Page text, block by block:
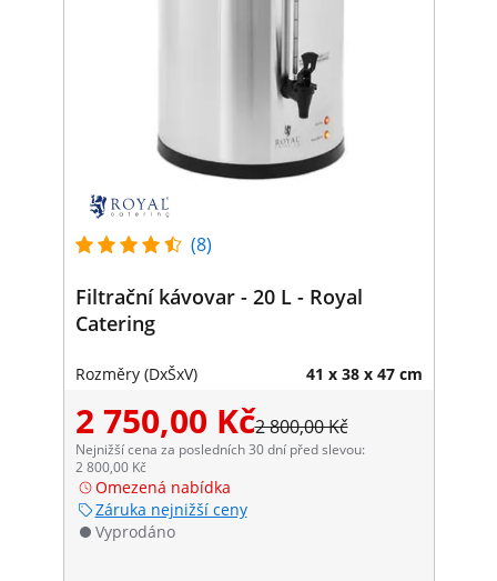
(8)
Filtrační kávovar - 20 L - Royal
Catering
Rozměry (DxŠxV) 41 x 38 x 47 cm
2 750,00 Kč2 800,00 Kč
Nejnižší cena za posledních 30 dní před slevou:
2 800,00 Kč
Omezená nabídka
Záruka nejnižší ceny
Vyprodáno